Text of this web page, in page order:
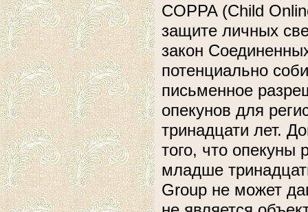
COPPA (Child
защите личных
закон
потенциально
письменное
опекунов для
тринадцати лет.
того, что опекуны
младше
Group не может